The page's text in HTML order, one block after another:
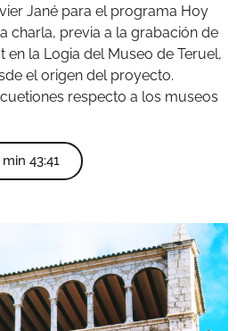
Jané para el programa Hoy
charla, previa a la grabación de
en la Logia del Museo de Teruel,
el origen del proyecto.
respecto a los museos
43:41